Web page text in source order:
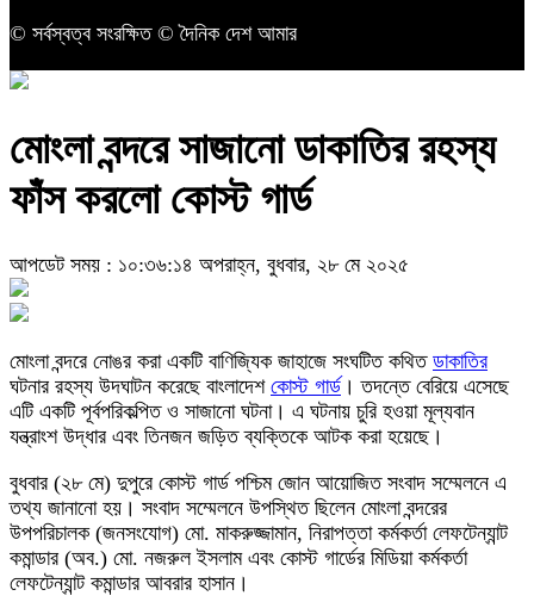
© সর্বস্বত্ব সংরক্ষিত © দৈনিক দেশ আমার
মোংলা বন্দরে সাজানো ডাকাতির রহস্য
ফাঁস করলো কোস্ট গার্ড
আপডেট সময় : ১০:৩৬:১৪ অপরাহ্ন, বুধবার, ২৮ মে ২০২৫
মোংলা বন্দরে নোঙর করা একটি বাণিজ্যিক জাহাজে সংঘটিত কথিত ডাকাতির
ঘটনার রহস্য উদঘাটন করেছে বাংলাদেশ কোস্ট গার্ড। তদন্তে বেরিয়ে এসেছে
এটি একটি পূর্বপরিকল্পিত ও সাজানো ঘটনা। এ ঘটনায় চুরি হওয়া মূল্যবান
যন্ত্রাংশ উদ্ধার এবং তিনজন জড়িত ব্যক্তিকে আটক করা হয়েছে।
বুধবার (২৮ মে) দুপুরে কোস্ট গার্ড পশ্চিম জোন আয়োজিত সংবাদ সম্মেলনে এ
তথ্য জানানো হয়। সংবাদ সম্মেলনে উপস্থিত ছিলেন মোংলা বন্দরের
উপপরিচালক (জনসংযোগ) মো. মাকরুজ্জামান, নিরাপত্তা কর্মকর্তা লেফটেন্যান্ট
কমান্ডার (অব.) মো. নজরুল ইসলাম এবং কোস্ট গার্ডের মিডিয়া কর্মকর্তা
লেফটেন্যান্ট কমান্ডার আবরার হাসান।